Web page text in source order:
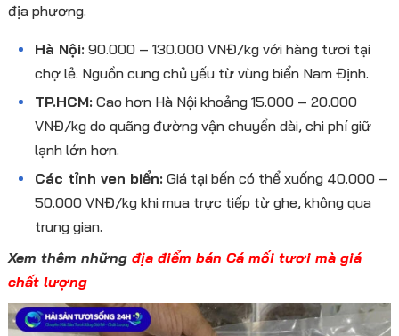
địa phương.
Hà Nội:90.000 – 130.000 VNĐ/kg với hàng tươi tại
chợ lẻ. Nguồn cung chủ yếu từ vùng biển Nam Định.
TP.HCM:Cao hơn Hà Nội khoảng 15.000 – 20.000
VNĐ/kg do quãng đường vận chuyển dài, chi phí giữ
lạnh lớn hơn.
Các tỉnh ven biển:Giá tại bến có thể xuống 40.000 –
50.000 VNĐ/kg khi mua trực tiếp từ ghe, không qua
trung gian.
Xem thêm những địa điểm bán Cá mối tươi mà giá
chất lượng